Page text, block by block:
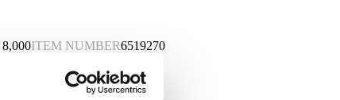
8,000ITEM NUMBER6519270